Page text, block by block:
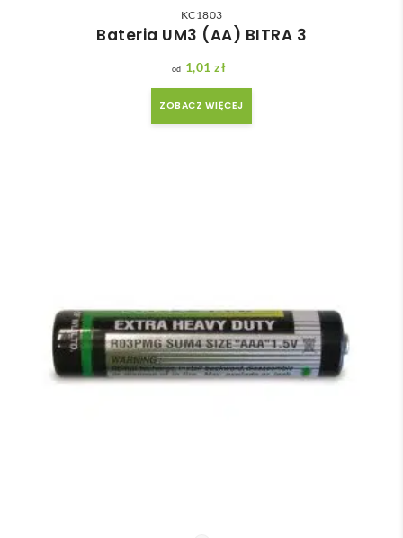
KC1803
Bateria UM3 (AA) BITRA 3
1,01 zł
ZOBACZ WIĘCEJ